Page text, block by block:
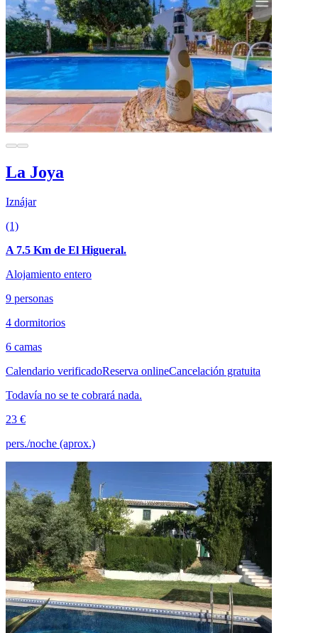
La Joya
Iznájar
(1)
A 7.5 Km de El Higueral.
Alojamiento entero
9 personas
4 dormitorios
6 camas
Calendario verificadoReserva onlineCancelación gratuita
Todavía no se te cobrará nada.
23 €
pers./noche (aprox.)